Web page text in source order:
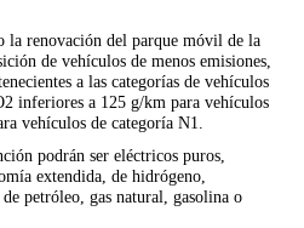
la renovación del parque móvil de la
de vehículos de menos emisiones,
a las categorías de vehículos
inferiores a 125 g/km para vehículos
vehículos de categoría N1.
podrán ser eléctricos puros,
extendida, de hidrógeno,
petróleo, gas natural, gasolina o